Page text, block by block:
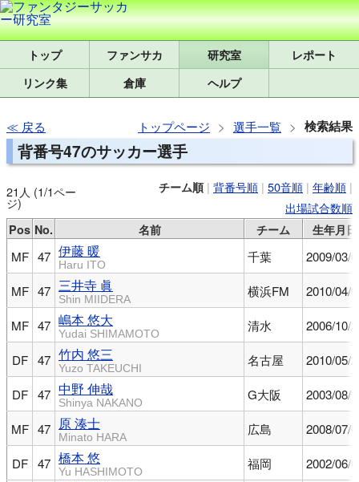
トップ 研究室
レポート
リンク集
倉庫 ヘルプ
戻る トップページ 選手一覧 検索結果
背番号47のサッカー選手
21人 (1/1ペー
ジ)
チーム順| 背番号順 | 50音順 | 年齢順 |
出場試合数順
Pos No. 名前 チーム 生年月日
MF 47 伊藤 暖
Haru ITO 千葉 2009/03/
MF 47 三井寺 眞
Shin MIIDERA 横浜FM 2010/04/
MF 47 嶋本 悠大
Yudai SHIMAMOTO 清水 2006/10/
DF 47 竹内 悠三
Yuzo TAKEUCHI 名古屋 2010/05/
DF 47 中野 伸哉
Shinya NAKANO G大阪 2003/08/
MF 47 原 湊士
Minato HARA 広島 2008/07/
DF 47 橋本 悠
Yu HASHIMOTO 福岡 2002/06/